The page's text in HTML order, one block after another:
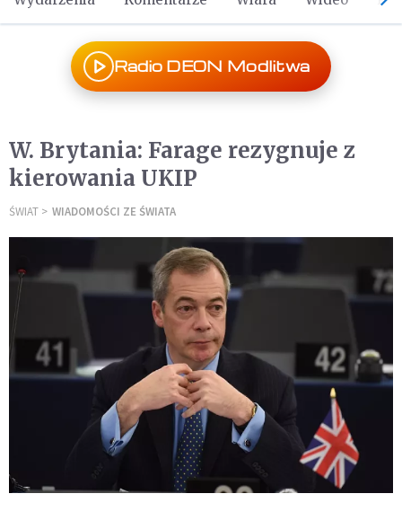
Radio DEON Modlitwa
W. Brytania: Farage rezygnuje z
kierowania UKIP
ŚWIAT WIADOMOŚCI ZE ŚWIATA